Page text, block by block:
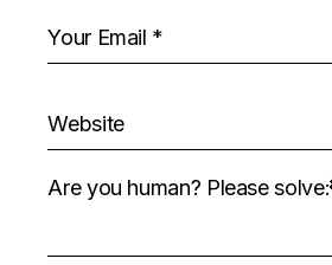
Are you human? Please solve: